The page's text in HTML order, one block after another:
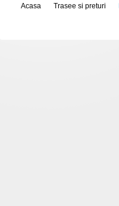
Acasa Trasee si preturi